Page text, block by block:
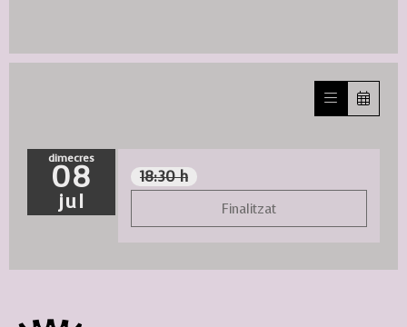
dimecres
08
jul
18:30 h
Finalitzat